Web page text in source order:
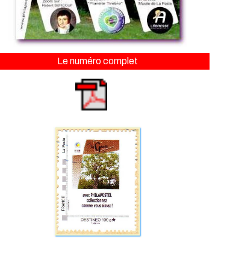
Le numéro complet